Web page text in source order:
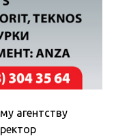
агентству